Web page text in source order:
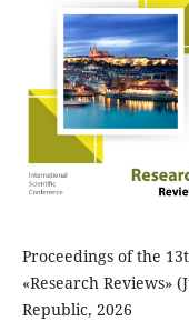
Proceedings of the
«Research Reviews»
Republic, 2026